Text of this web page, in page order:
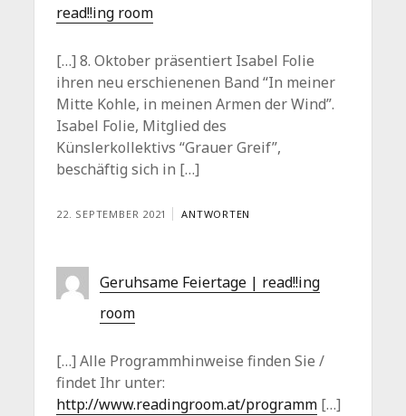
read!!ing room
[…] 8. Oktober präsentiert Isabel Folie
ihren neu erschienenen Band “In meiner
Mitte Kohle, in meinen Armen der Wind”.
Isabel Folie, Mitglied des
Künslerkollektivs “Grauer Greif”,
beschäftig sich in […]
22. SEPTEMBER 2021 ANTWORTEN
Geruhsame Feiertage | read!!ing
room
[…] Alle Programmhinweise finden Sie /
findet Ihr unter:
http://www.readingroom.at/programm […]